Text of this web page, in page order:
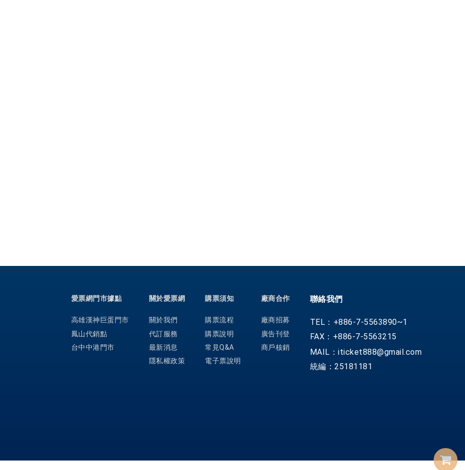
聯絡我們
TEL：+886-7-5563890~1
FAX：+886-7-5563215
MAIL：iticket888@gmail.com
統編：25181181
廠商合作
廠商招募
廣告刊登
商戶核銷
購票須知
購票流程
購票說明
常見Q&A
電子票說明
關於愛票網
關於我們
代訂服務
最新消息
隱私權政策
愛票網門市據點
高雄漢神巨蛋門市
鳳山代銷點
台中中港門市